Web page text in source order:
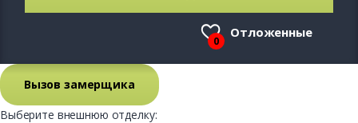
0
Отложенные
Вызов замерщика
Выберите внешнюю отделку: